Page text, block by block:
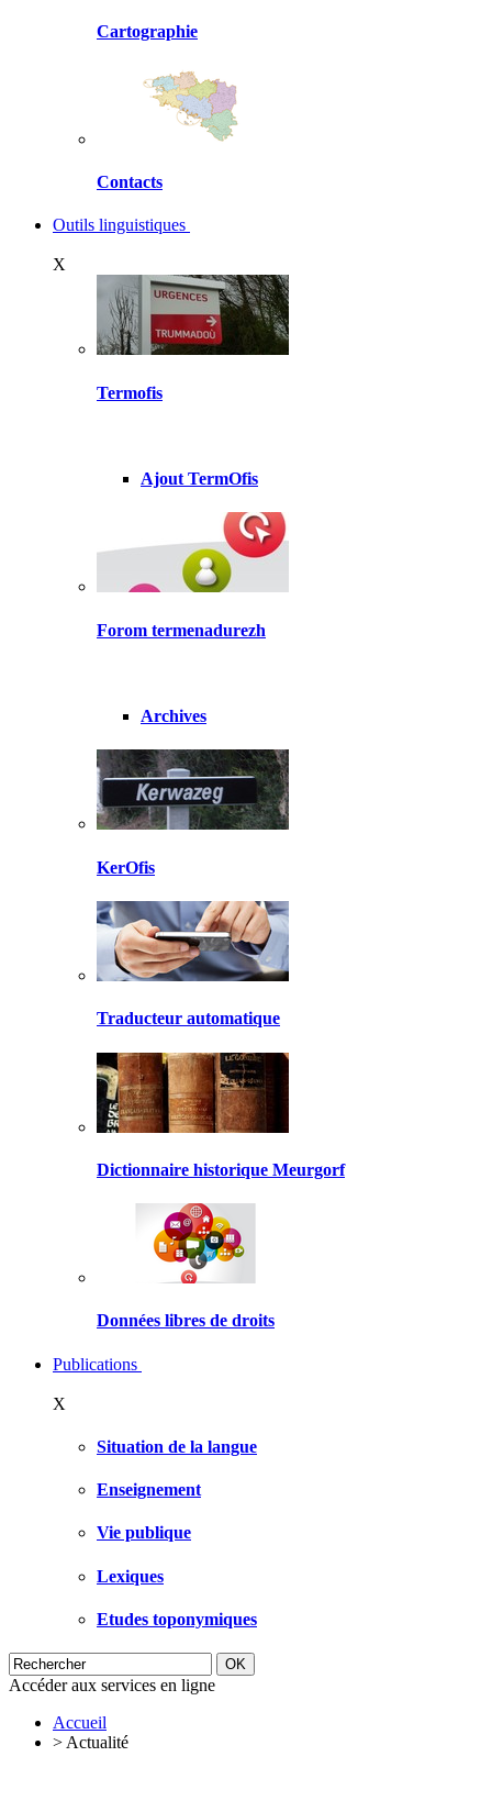
Cartographie
Contacts
Outils linguistiques
X
Termofis
Ajout TermOfis
Forom termenadurezh
Archives
KerOfis
Traducteur automatique
Dictionnaire historique Meurgorf
Données libres de droits
Publications
X
Situation de la langue
Enseignement
Vie publique
Lexiques
Etudes toponymiques
Accéder aux services en ligne
Accueil
> Actualité